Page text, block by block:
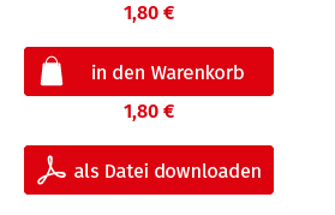
1,80 €
1,80 €